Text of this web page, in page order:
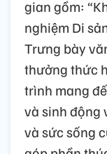
gian gồm:
nghiệm Di
Trưng bày
thưởng thức
trình mang
và sinh động
và sức sống